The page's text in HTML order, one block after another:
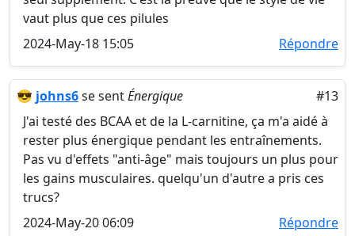
vaut plus que ces pilules
2024-May-18 15:05
Répondre
😎 johns6se sentÉnergique
#13
J'ai testé des BCAA et de la L-carnitine, ça m'a aidé à
rester plus énergique pendant les entraînements.
Pas vu d'effets "anti-âge" mais toujours un plus pour
les gains musculaires. quelqu'un d'autre a pris ces
trucs?
2024-May-20 06:09
Répondre